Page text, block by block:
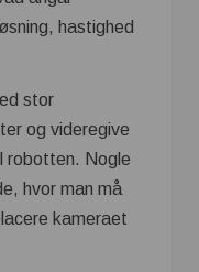
hastighed
stor
og videregive
robotten. Nogle
hvor man må
kameraet